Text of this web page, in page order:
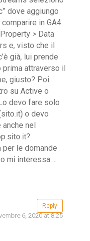
dove aggiungo
in GA4.
> Data
e, visto che il
già, lui prende
attraverso il
giusto? Poi
su Active o
devo fare solo
o devo
anche nel
per le domande
mi interessa….
Reply
6, 2020 at 8:25